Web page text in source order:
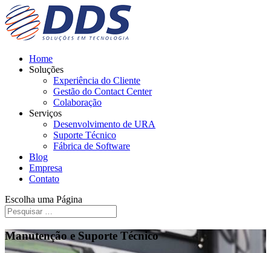
Home
Soluções
Experiência do Cliente
Gestão do Contact Center
Colaboração
Serviços
Desenvolvimento de URA
Suporte Técnico
Fábrica de Software
Blog
Empresa
Contato
Escolha uma Página
Manutenção e Suporte Técnico